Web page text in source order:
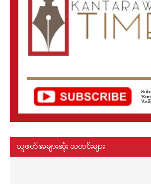
လူဖတ်အများဆုံး သတင်းများ